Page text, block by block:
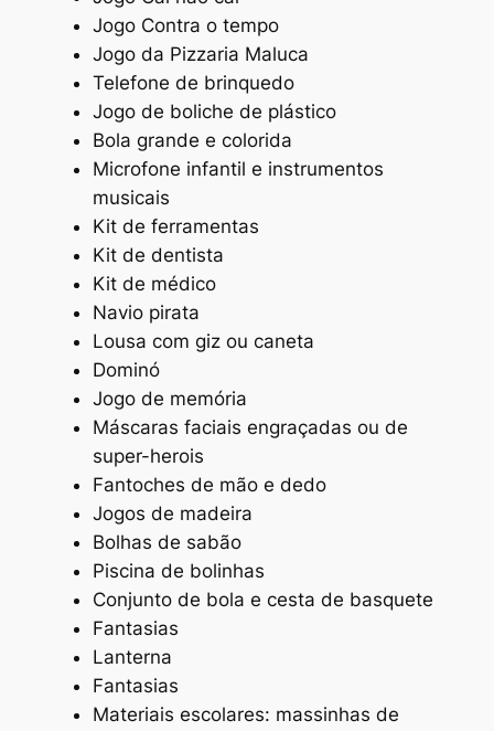
Jogo Contra o tempo
Jogo da Pizzaria Maluca
Telefone de brinquedo
Jogo de boliche de plástico
Bola grande e colorida
Microfone infantil e instrumentos
musicais
Kit de ferramentas
Kit de dentista
Kit de médico
Navio pirata
Lousa com giz ou caneta
Dominó
Jogo de memória
Máscaras faciais engraçadas ou de
super-herois
Fantoches de mão e dedo
Jogos de madeira
Bolhas de sabão
Piscina de bolinhas
Conjunto de bola e cesta de basquete
Fantasias
Lanterna
Fantasias
Materiais escolares: massinhas de